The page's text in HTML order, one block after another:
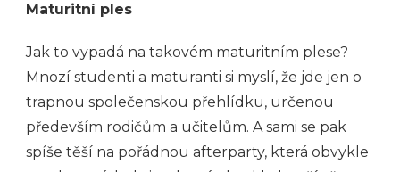
Maturitní ples
Jak to vypadá na takovém maturitním plese?
Mnozí studenti a maturanti si myslí, že jde jen o
trapnou společenskou přehlídku, určenou
především rodičům a učitelům. A sami se pak
spíše těší na pořádnou afterparty, která obvykle